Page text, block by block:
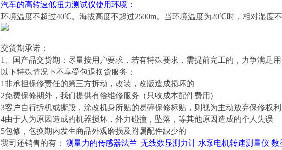
汽车的高转速低扭力测试仪使用环境：
环境温度不超过40℃。海拔高度不超过2500m。当环境温度为20℃时，相对湿度不
交货期承诺：
1、国产品交货期：尽量按用户要求，若有特殊要求，需提前完工的，力争满足用
以下特殊情况下不享受包退换货服务：
1非承担保修责任的第三方拆动，改装，改版造成损坏的
2免费保修期外，我们提供有偿维修服务（只收成本配件费用）
3客户自行拆机或撕毁，涂改机身所贴的易碎保修标贴，则视为主动放弃保修权利
4由于人为原因造成的机器损坏，外力碰撞，坠落，等其他原因造成的个人失误
5包修，包换期内发生商品外观磨损及附属配件缺少的
我司还销售的有： 测量力的传感器法兰 无线数显测力计 水泵电机转速测量仪 数